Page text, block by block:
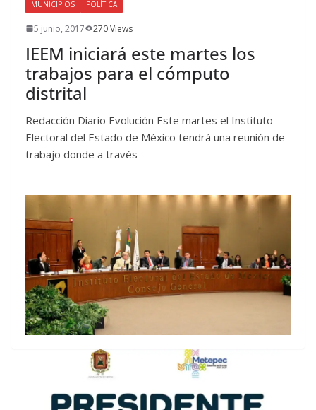
MUNICIPIOS POLÍTICA
5 junio, 2017 270 Views
IEEM iniciará este martes los
trabajos para el cómputo
distrital
Redacción Diario Evolución Este martes el Instituto
Electoral del Estado de México tendrá una reunión de
trabajo donde a través